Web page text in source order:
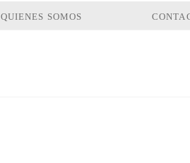
QUIENES SOMOS